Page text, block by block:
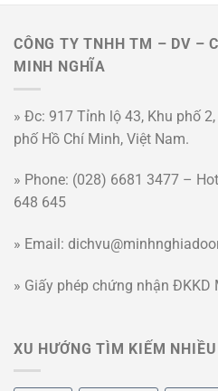
CÔNG TY TNHH TM – DV –
MINH NGHĨA
» Đc: 917 Tỉnh lộ 43, Khu phố
phố Hồ Chí Minh, Việt Nam.
» Phone: (028) 6681 3477 –
648 645
» Email:
» Giấy phép chứng nhận ĐKKD
XU HƯỚNG TÌM KIẾM